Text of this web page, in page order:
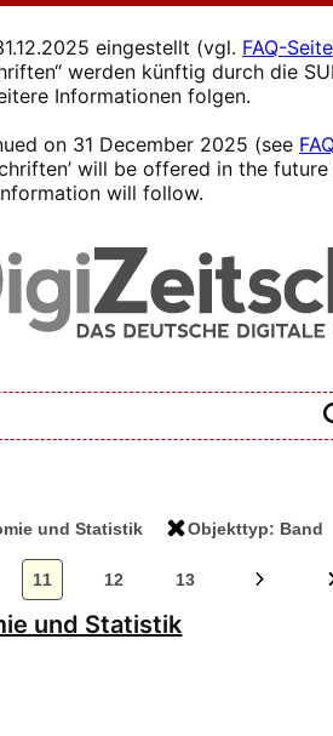
eingestellt (vgl. FAQ-Seite
werden künftig durch die
Informationen folgen.
on 31 December 2025 (see
will be offered in the
will follow.
und Statistik Objekttyp: Band
11 12 13
und Statistik